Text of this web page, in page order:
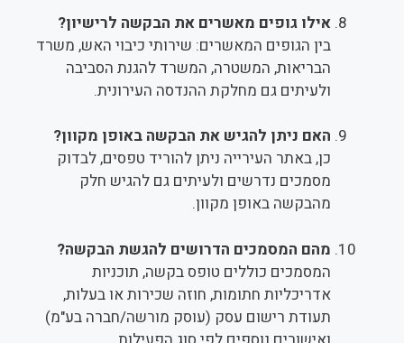
אילו גופים מאשרים את הבקשה לרישיון?
בין הגופים המאשרים: שירותי כיבוי האש, משרד
הבריאות, המשטרה, המשרד להגנת הסביבה
ולעיתים גם מחלקת ההנדסה העירונית.
האם ניתן להגיש את הבקשה באופן מקוון?
כן, באתר העירייה ניתן להוריד טפסים, לבדוק
מסמכים נדרשים ולעיתים גם להגיש חלק
מהבקשה באופן מקוון.
מהם המסמכים הדרושים להגשת הבקשה?
המסמכים כוללים טופס בקשה, תוכניות
אדריכליות חתומות, חוזה שכירות או בעלות,
תעודת רישום עסק (עוסק מורשה/חברה בע"מ)